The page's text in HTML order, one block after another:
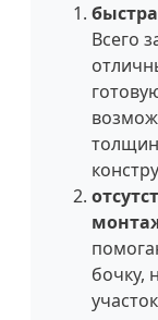
Всего
бочку,